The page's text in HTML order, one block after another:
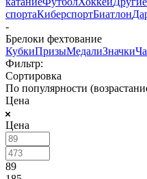
спортаКиберспортБиатлон
-
Брелоки фехтование
КубкиПризыМедалиЗначки
Фильтр:
Сортировка
По популярности
Цена
Цена
89